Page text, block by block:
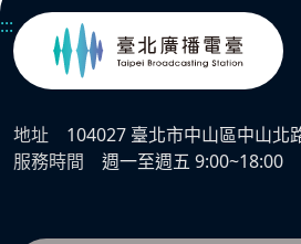
:::
地址 104027 臺北市中山區中山北
服務時間
週一至週五 9:00~18:00